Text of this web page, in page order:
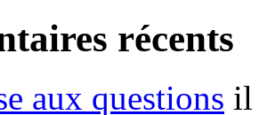
récents
aux questions il